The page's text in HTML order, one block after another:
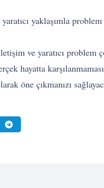
yaklaşımla
ve yaratıcı problem
hayatta
öne çıkmanızı